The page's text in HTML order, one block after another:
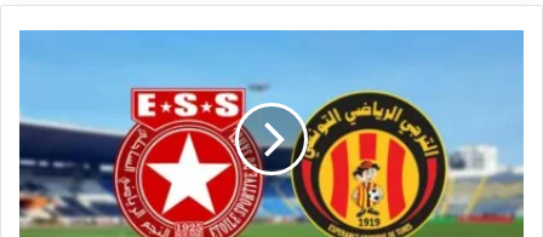
التشكيلة
المحتملة
للفريقين